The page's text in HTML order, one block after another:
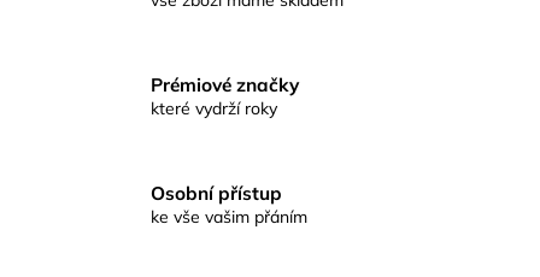
Prémiové značky
které vydrží roky
Osobní přístup
ke vše vašim přáním